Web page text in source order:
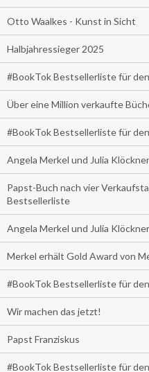
Otto Waalkes - Kunst in Sicht
Halbjahressieger 2025
#BookTok Bestsellerliste für
Über eine Million verkaufte
#BookTok Bestsellerliste für
Angela Merkel und Julia
Papst-Buch nach vier
Bestsellerliste
Angela Merkel und Julia
Merkel erhält Gold Award von
#BookTok Bestsellerliste für
Wir machen das jetzt!
Papst Franziskus
#BookTok Bestsellerliste für